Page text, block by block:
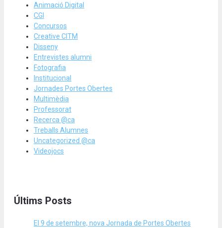
Animació Digital
CGI
Concursos
Creative CITM
Disseny
Entrevistes alumni
Fotografia
Institucional
Jornades Portes Obertes
Multimèdia
Professorat
Recerca @ca
Treballs Alumnes
Uncategorized @ca
Videojocs
Últims Posts
El 9 de setembre, nova Jornada de Portes Obertes